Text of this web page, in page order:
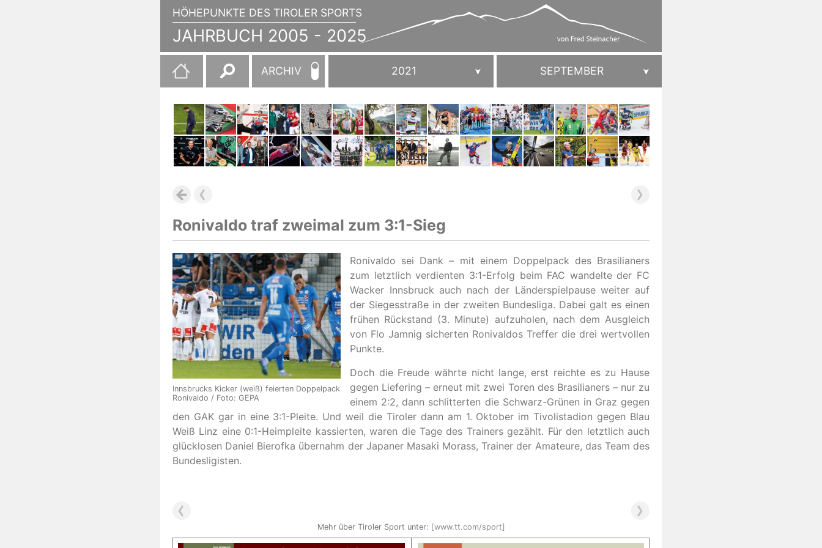
HÖHEPUNKTE DES TIROLER SPORTS
JAHRBUCH 2005 - 2025
JAHRBUCH
2005
2025
Suchen
nach:
ARCHIV 2021 SEPTEMBER
Ronivaldo traf zweimal zum 3:1-Sieg
Innsbrucks Kicker (weiß) feierten Doppelpack
Ronivaldo / Foto: GEPA
Ronivaldo sei Dank – mit einem Doppelpack des Brasilianers
zum letztlich verdienten 3:1-Erfolg beim FAC wandelte der FC
Wacker Innsbruck auch nach der Länderspielpause weiter auf
der Siegesstraße in der zweiten Bundesliga. Dabei galt es einen
frühen Rückstand (3. Minute) aufzuholen, nach dem Ausgleich
von Flo Jamnig sicherten Ronivaldos Treffer die drei wertvollen
Punkte.
Doch die Freude währte nicht lange, erst reichte es zu Hause
gegen Liefering – erneut mit zwei Toren des Brasilianers – nur zu
einem 2:2, dann schlitterten die Schwarz-Grünen in Graz gegen
den GAK gar in eine 3:1-Pleite. Und weil die Tiroler dann am 1. Oktober im Tivolistadion gegen Blau
Weiß Linz eine 0:1-Heimpleite kassierten, waren die Tage des Trainers gezählt. Für den letztlich auch
glücklosen Daniel Bierofka übernahm der Japaner Masaki Morass, Trainer der Amateure, das Team des
Bundesligisten.
Mehr über Tiroler Sport unter: [www.tt.com/sport]